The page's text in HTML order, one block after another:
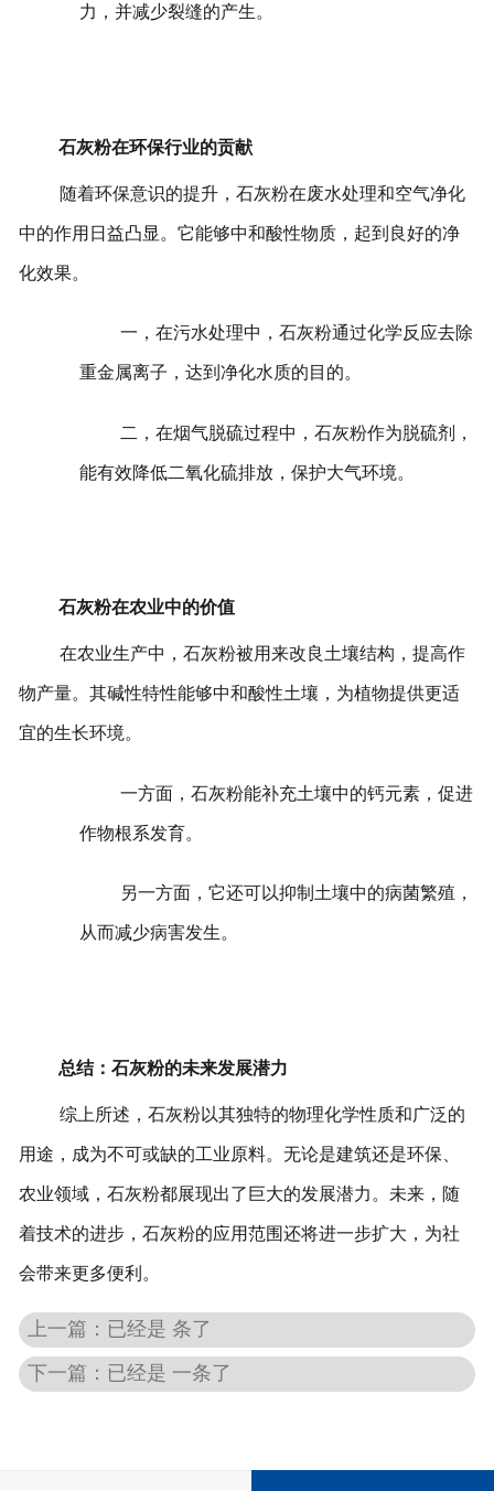
力，并减少裂缝的产生。
石灰粉在环保行业的贡献
随着环保意识的提升，石灰粉在废水处理和空气净化
中的作用日益凸显。它能够中和酸性物质，起到良好的净
化效果。
一，在污水处理中，石灰粉通过化学反应去除
重金属离子，达到净化水质的目的。
二，在烟气脱硫过程中，石灰粉作为脱硫剂，
能有效降低二氧化硫排放，保护大气环境。
石灰粉在农业中的价值
在农业生产中，石灰粉被用来改良土壤结构，提高作
物产量。其碱性特性能够中和酸性土壤，为植物提供更适
宜的生长环境。
一方面，石灰粉能补充土壤中的钙元素，促进
作物根系发育。
另一方面，它还可以抑制土壤中的病菌繁殖，
从而减少病害发生。
总结：石灰粉的未来发展潜力
综上所述，石灰粉以其独特的物理化学性质和广泛的
用途，成为不可或缺的工业原料。无论是建筑还是环保、
农业领域，石灰粉都展现出了巨大的发展潜力。未来，随
着技术的进步，石灰粉的应用范围还将进一步扩大，为社
会带来更多便利。
上一篇：已经是 条了
下一篇：已经是 一条了